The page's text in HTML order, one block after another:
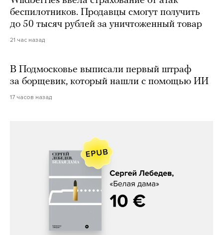
беспилотников. Продавцы смогут получить
до 50 тысяч рублей за уничтоженный товар
21 час назад
В Подмосковье выписали первый штраф
за борщевик, который нашли с помощью ИИ
17 часов назад
Сергей Лебедев, «Белая дама»